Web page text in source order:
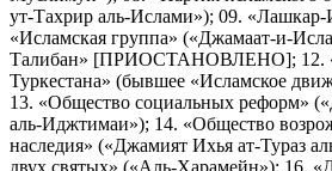
ут-Тахрир аль-Ислами»); 09.
«Исламская группа» («Джамаат-и-
Талибан» [ПРИОСТАНОВЛЕНО]; 12.
Туркестана» (бывшее «Исламское
13. «Общество социальных реформ»
аль-Иджтимаи»); 14. «Общество
наследия» («Джамият Ихья ат-Тураз
двух святых» («Аль-Харамейн»); 16.